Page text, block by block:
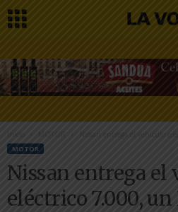
Inicio Nissan entrega el vehículo
MOTOR
Nissan entrega el
eléctrico 7.000,